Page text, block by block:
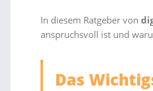
In diesem Ratgeber von
anspruchsvoll ist und
Das